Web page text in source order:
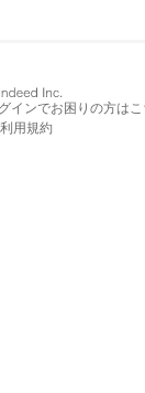
インでお困りの方はこ
用規約